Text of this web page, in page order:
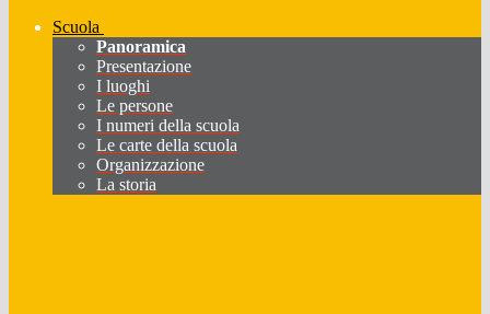
Scuola
Panoramica
Presentazione
I luoghi
Le persone
I numeri della scuola
Le carte della scuola
Organizzazione
La storia